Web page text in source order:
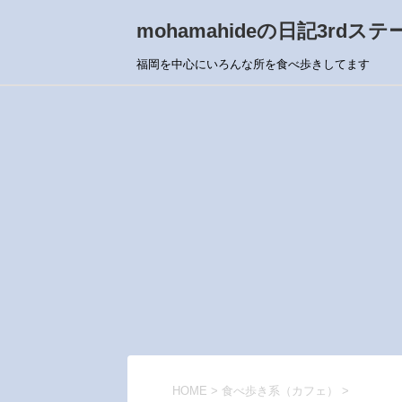
mohamahideの日記3rdステ
福岡を中心にいろんな所を食べ歩きしてます
HOME > 食べ歩き系（カフェ） >